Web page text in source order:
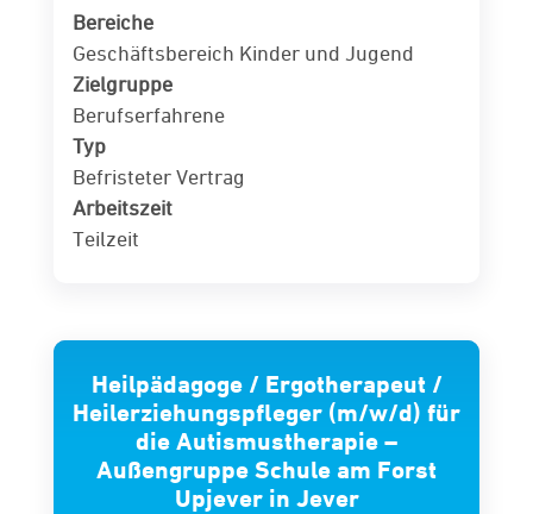
Bereiche
Geschäftsbereich Kinder und Jugend
Zielgruppe
Berufserfahrene
Typ
Befristeter Vertrag
Arbeitszeit
Teilzeit
Heilpädagoge / Ergotherapeut /
Heilerziehungspfleger (m/w/d) für
die Autismustherapie –
Außengruppe Schule am Forst
Upjever in Jever